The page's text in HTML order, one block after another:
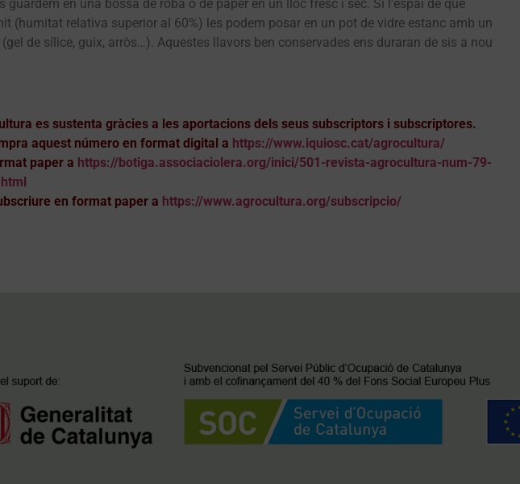
guardem en una bossa de roba o de paper en un lloc fresc i sec. Si l’espai de què
(humitat relativa superior al 60%) les podem posar en un pot de vidre estanc amb un
de sílice, guix, arròs…). Aquestes llavors ben conservades ens duraran de sis a nou
es sustenta gràcies a les aportacions dels seus subscriptors i subscriptores.
aquest número en format digital a https://www.iquiosc.cat/agrocultura/
paper a https://botiga.associaciolera.org/inici/501-revista-agrocultura-num-79-
en format paper a https://www.agrocultura.org/subscripcio/